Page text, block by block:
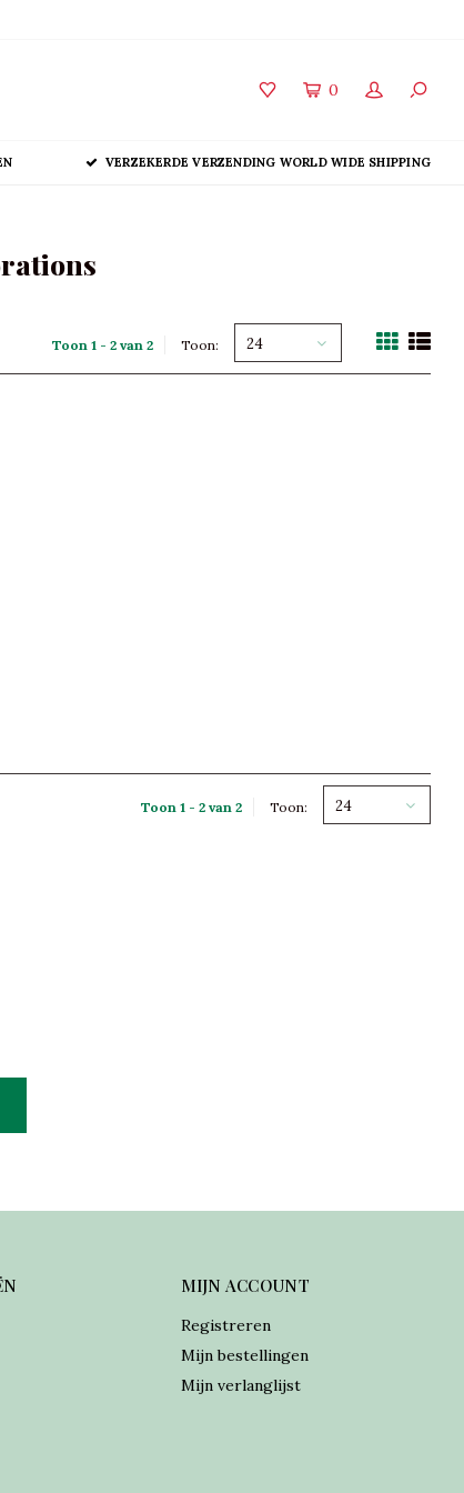
0
VERZEKERDE VERZENDING WORLD WIDE SHIPPING
Toon 1 - 2 van 2 Toon: 24
Toon 1 - 2 van 2 Toon: 24
MIJN ACCOUNT
Registreren
Mijn bestellingen
Mijn verlanglijst